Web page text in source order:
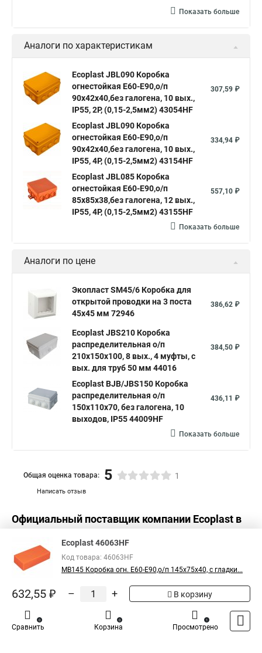
Показать больше
Аналоги по характеристикам
Ecoplast JBL090 Коробка
огнестойкая E60-E90,о/п
90х42х40,без галогена, 10 вых.,
IP55, 2P, (0,15-2,5мм2) 43054HF
307,59 ₽
Ecoplast JBL090 Коробка
огнестойкая E60-E90,о/п
90х42х40,без галогена, 10 вых.,
IP55, 4P, (0,15-2,5мм2) 43154HF
334,94 ₽
Ecoplast JBL085 Коробка
огнестойкая E60-E90,о/п
85х85х38,без галогена, 12 вых.,
IP55, 4P, (0,15-2,5мм2) 43155HF
557,10 ₽
Показать больше
Аналоги по цене
Экопласт SM45/6 Коробка для
открытой проводки на 3 поста
45х45 мм 72946
386,62 ₽
Ecoplast JBS210 Коробка
распределительная о/п
210х150х100, 8 вых., 4 муфты, с
вых. для труб 50 мм 44016
384,50 ₽
Ecoplast BJB/JBS150 Коробка
распределительная о/п
150х110х70, без галогена, 10
выходов, IP55 44009HF
436,11 ₽
Показать больше
Написать отзыв
Общая оценка товара: 5 1
Официальный поставщик компании Ecoplast в
Ecoplast 46063HF
Код товара: 46063HF
MB145 Коробка огн. E60-E90,о/п 145х75х40, с гладки...
632,55 ₽ – + В корзину
Сравнить
0
Корзина
0
Просмотрено
1